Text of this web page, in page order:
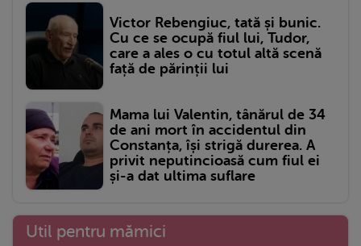
Victor Rebengiuc, tată și bunic.
Cu ce se ocupă fiul lui, Tudor,
care a ales o cu totul altă scenă
față de părinții lui
Mama lui Valentin, tânărul de 34
de ani mort în accidentul din
Constanța, își strigă durerea. A
privit neputincioasă cum fiul ei
și-a dat ultima suflare
Util pentru mămici